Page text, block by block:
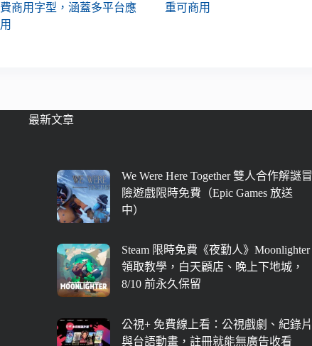
費商用字型，涵蓋多平台應
用
重可商用
最新文章
We Were Here Together 雙人合作解謎冒
險遊戲限時免費（Epic Games 放送
中）
Steam 限時免費《夜勤人》Moonlighter
領取教學，白天顧店、晚上下地城，
8/10 前永久保留
公視+ 免費線上看：公視戲劇、紀錄片
與台語動畫，註冊就能無廣告收看